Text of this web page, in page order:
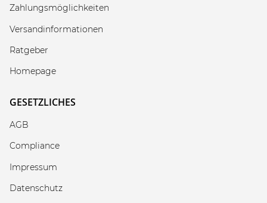
Zahlungsmöglichkeiten
Versandinformationen
Ratgeber
Homepage
GESETZLICHES
AGB
Compliance
Impressum
Datenschutz